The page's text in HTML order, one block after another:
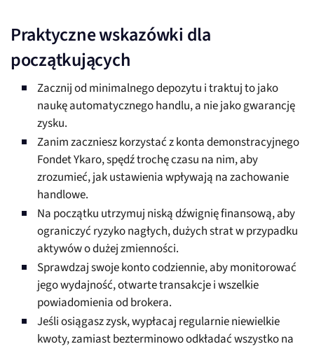
Praktyczne wskazówki dla
początkujących
Zacznij od minimalnego depozytu i traktuj to jako
naukę automatycznego handlu, a nie jako gwarancję
zysku.
Zanim zaczniesz korzystać z konta demonstracyjnego
Fondet Ykaro, spędź trochę czasu na nim, aby
zrozumieć, jak ustawienia wpływają na zachowanie
handlowe.
Na początku utrzymuj niską dźwignię finansową, aby
ograniczyć ryzyko nagłych, dużych strat w przypadku
aktywów o dużej zmienności.
Sprawdzaj swoje konto codziennie, aby monitorować
jego wydajność, otwarte transakcje i wszelkie
powiadomienia od brokera.
Jeśli osiągasz zysk, wypłacaj regularnie niewielkie
kwoty, zamiast bezterminowo odkładać wszystko na